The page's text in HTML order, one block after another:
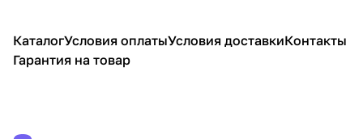
КаталогУсловия оплатыУсловия доставкиКонтакты
Гарантия на товар